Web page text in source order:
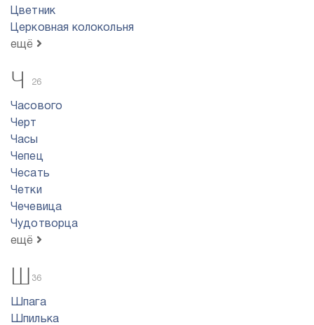
Цветник
Церковная колокольня
ещё
Ч 26
Часового
Черт
Часы
Чепец
Чесать
Четки
Чечевица
Чудотворца
ещё
Ш 36
Шпага
Шпилька